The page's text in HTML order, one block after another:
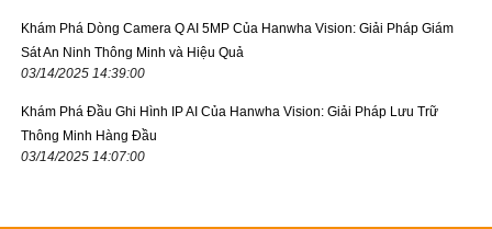
Khám Phá Dòng Camera Q AI 5MP Của Hanwha Vision: Giải Pháp Giám
Sát An Ninh Thông Minh và Hiệu Quả
03/14/2025 14:39:00
Khám Phá Đầu Ghi Hình IP AI Của Hanwha Vision: Giải Pháp Lưu Trữ
Thông Minh Hàng Đầu
03/14/2025 14:07:00